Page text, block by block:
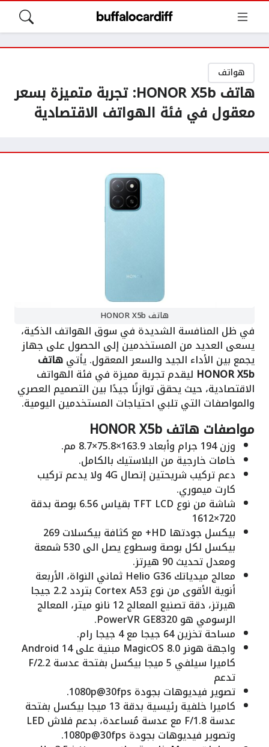
هواتف
هاتف HONOR X5b: تجربة متميزة بسعر
معقول في فئة الهواتف الاقتصادية
هاتف HONOR X5b
في ظل المنافسة الشديدة في سوق الهواتف الذكية،
يسعى العديد من المستخدمين إلى الحصول على جهاز
يجمع بين الأداء الجيد والسعر المعقول. يأتيهاتف
HONOR X5b ليقدم تجربة مميزة في فئة الهواتف
الاقتصادية، حيث يحقق توازنًا جيدًا بين التصميم العصري
والمواصفات التي تلبي احتياجات المستخدمين اليومية.
مواصفات هاتف HONOR X5b
وزن 194 جرام وأبعاد 163.9×75.8×8.7 مم.
خامات خارجية من البلاستيك بالكامل.
دعم تركيب شريحتين إتصال 4G ولا يدعم تركيب
كارت ميموري.
شاشة من نوع TFT LCD بقياس 6.56 بوصة بدقة
720×1612
بيكسل جودتها HD+ مع كثافة بيكسلات 269
بيكسل لكل بوصة وسطوع يصل الى 530 شمعة
ومعدل تحديث 90 هيرتز.
معالج ميدياتك Helio G36 ثماني النواة، الأربعة
أنوية الأقوى من نوع Cortex A53 بتردد 2.2 جيجا
هيرتز، دقة تصنيع المعالج 12 نانو ميتر، المعالج
الرسومي هو PowerVR GE8320.
مساحة تخزين 64 جيجا مع 4 جيجا رام.
واجهة هونر MagicOS 8.0 مبنية على Android 14
كاميرا سيلفي 5 ميجا بيكسل بفتحة عدسة F/2.2
تدعم
تصوير فيديوهات بجودة 1080p@30fps.
كاميرا خلفية رئيسية بدقة 13 ميجا بيكسل بفتحة
عدسة F/1.8 مع عدسة مُساعدة، بدعم فلاش LED
وتصوير فيديوهات بجودة 1080p@30fps.